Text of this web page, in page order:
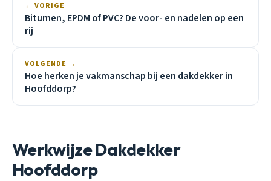
← VORIGE
Bitumen, EPDM of PVC? De voor- en nadelen op een
rij
VOLGENDE →
Hoe herken je vakmanschap bij een dakdekker in
Hoofddorp?
Werkwijze Dakdekker
Hoofddorp